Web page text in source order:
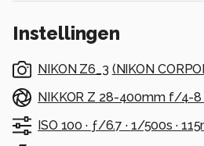
Instellingen
NIKON Z6_3 (NIKON
NIKKOR Z 28-400mm f/4-8
ISO 100 · ƒ/6.7 · 1/500s ·